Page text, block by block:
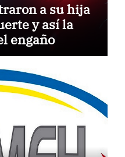
a su hija
y así la
engaño